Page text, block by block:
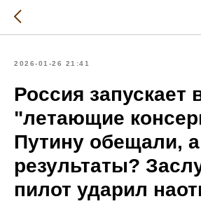
2026-01-26 21:41
Россия запускает
"летающие
Путину обещали, а
результаты?
пилот ударил